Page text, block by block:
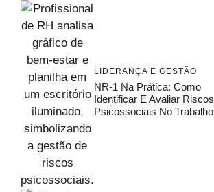
LIDERANÇA E GESTÃO
NR-1 Na Prática: Como
Identificar E Avaliar Riscos
Psicossociais No Trabalho